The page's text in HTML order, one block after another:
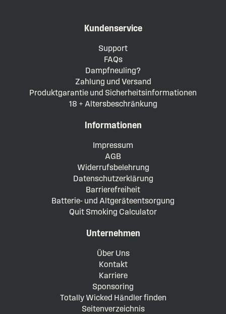
Kundenservice
Support
FAQs
Dampfneuling?
Zahlung und Versand
Produktgarantie und Sicherheitsinformationen
18 + Altersbeschränkung
Informationen
Impressum
AGB
Widerrufsbelehrung
Datenschutzerklärung
Barrierefreiheit
Batterie- und Altgeräteentsorgung
Quit Smoking Calculator
Unternehmen
Über Uns
Kontakt
Karriere
Sponsoring
Totally Wicked Händler finden
Seitenverzeichnis